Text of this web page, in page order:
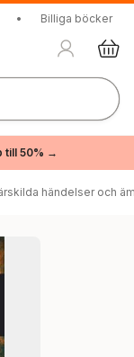
• Billiga böcker
till 50% →
händelser och